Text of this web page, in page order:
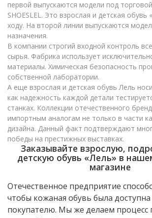
первой выпускаются модели под
SHOESLEL. Это взрослая и детская обувь
ходу. На второй линии выпускаются
назначения.
В компании строгий входной контроль
сырья. Фабрика использует
материалы. Химическая безопасность
собственной лаборатории.
А еще взрослая и детская обувь Лель
как надежность каждой детали
станках. Коллекции отечественного
импортным аналогам не только в части
дизайна. Данный факт подтверждают
победы на престижных выставках.
Заказывайте взрослую,
детскую обувь «Лель» в
магазине
Отечественное предприятие
чтобы кожаная обувь была
покупателю. Мы же делаем процесс